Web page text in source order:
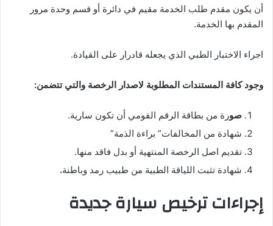
أن يكون مقدم طلب الخدمة مقيم في دائرة أو قسم وحدة مرور
المقدم بها الخدمة.
اجراء الاختبار الطبي الذي يجعله قادرار على القيادة.
وجود كافة المستندات المطلوبة لاصدار الرخصة والتي تتضمن:
صورة من بطاقة الرقم القومي أن تكون سارية.
شهادة من المخالفات” براءة الذمة”
تقديم اصل الرخصة المنتهية أو بدل فاقد منها.
شهادة تثبت اللياقة الطبية من طبيب رمد وباطنة.
إجراءات ترخيص سيارة جديدة